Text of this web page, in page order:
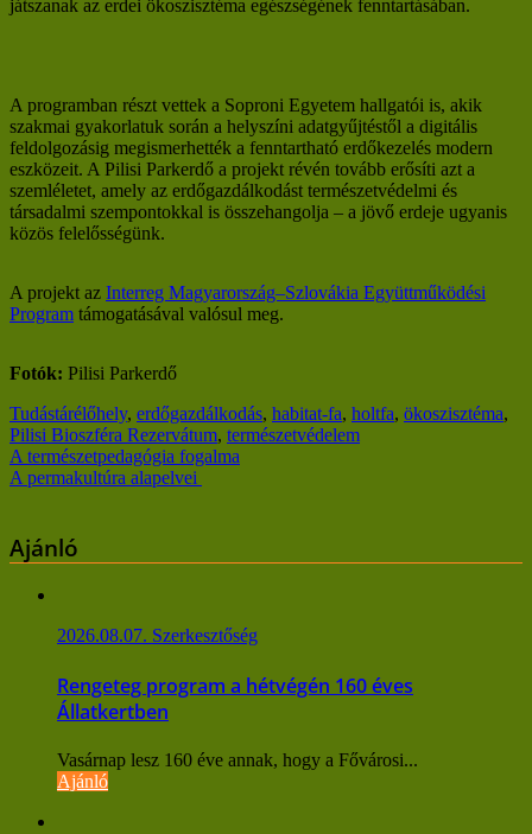
játszanak az erdei ökoszisztéma egészségének fenntartásában.
A programban részt vettek a Soproni Egyetem hallgatói is, akik
szakmai gyakorlatuk során a helyszíni adatgyűjtéstől a digitális
feldolgozásig megismerhették a fenntartható erdőkezelés modern
eszközeit. A Pilisi Parkerdő a projekt révén tovább erősíti azt a
szemléletet, amely az erdőgazdálkodást természetvédelmi és
társadalmi szempontokkal is összehangolja – a jövő erdeje ugyanis
közös felelősségünk.
A projekt az Interreg Magyarország–Szlovákia Együttműködési
Program támogatásával valósul meg.
Fotók: Pilisi Parkerdő
Tudástárélőhely, erdőgazdálkodás, habitat-fa, holtfa, ökoszisztéma,
Pilisi Bioszféra Rezervátum, természetvédelem
Bejegyzés
A természetpedagógia fogalma
A permakultúra alapelvei
Ajánló
2026.08.07. Szerkesztőség
Rengeteg program a hétvégén 160 éves
Állatkertben
Vasárnap lesz 160 éve annak, hogy a Fővárosi...
Ajánló